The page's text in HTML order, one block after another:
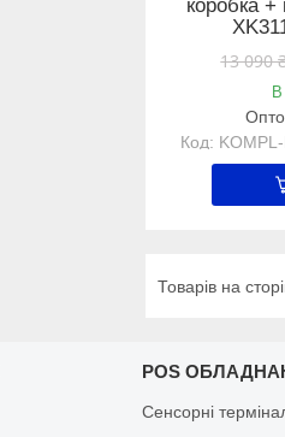
коробка
13 090
В
POS
Сенсорні